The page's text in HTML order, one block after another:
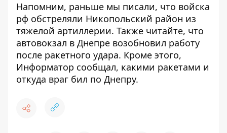
Напомним, раньше мы писали, что войска
рф обстреляли Никопольский район из
тяжелой артиллерии. Также читайте, что
автовокзал в Днепре возобновил работу
после ракетного удара. Кроме этого,
Информатор сообщал, какими ракетами и
откуда враг бил по Днепру.